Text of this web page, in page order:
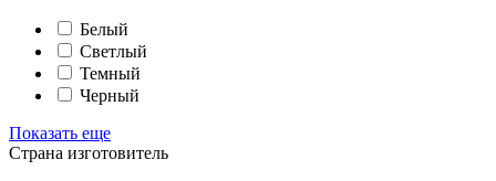
Белый
Светлый
Темный
Черный
Показать еще
Страна изготовитель